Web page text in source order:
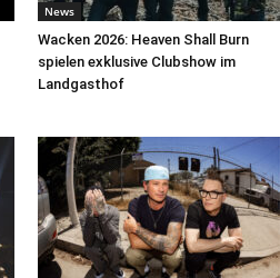
News
Wacken 2026: Heaven Shall Burn
spielen exklusive Clubshow im
Landgasthof